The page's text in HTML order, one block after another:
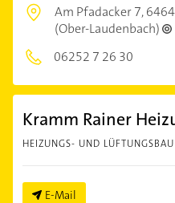
Am Pfadacker 7,
(Ober-Laudenbach)
06252 7 26 30
Kramm Rainer
HEIZUNGS- UND LÜFTUNGSBAU
E-Mail